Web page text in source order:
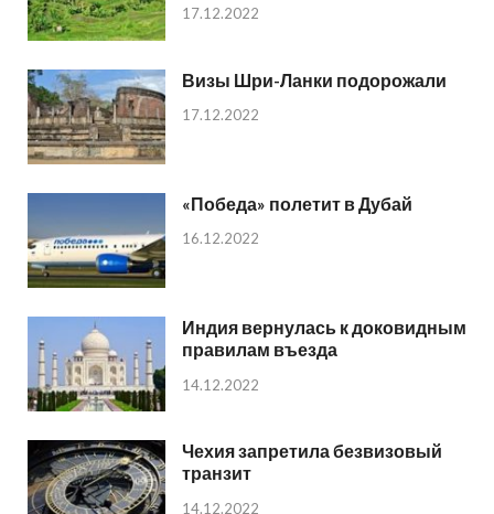
17.12.2022
Визы Шри-Ланки подорожали
17.12.2022
«Победа» полетит в Дубай
16.12.2022
Индия вернулась к доковидным
правилам въезда
14.12.2022
Чехия запретила безвизовый
транзит
14.12.2022